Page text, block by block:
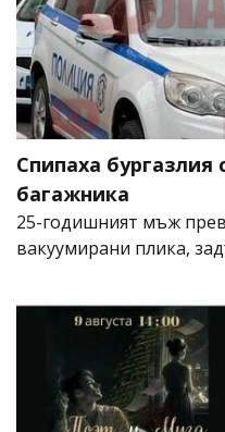
Спипаха бургазлия
багажника
25-годишният мъж
вакуумирани плика,